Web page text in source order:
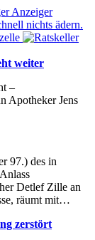
weiter
–
Apotheker Jens
97.) des in
Detlef Zille an
räumt mit…
zerstört